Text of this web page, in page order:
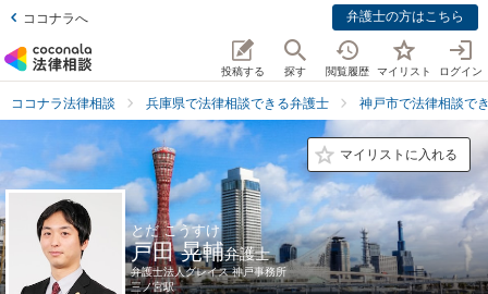
ココナラへ 弁護士の方はこちら
投稿する 探す 閲覧履歴 マイリスト ログイン
ココナラ法律相談 兵庫県で法律相談できる弁護士 神戸市で法律相談で
マイリストに入れる
とだ こうすけ
戸田 晃輔弁護士
弁護士法人グレイス 神戸事務所
三ノ宮駅